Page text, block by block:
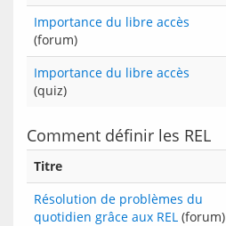
Importance du libre accès
(forum)
Importance du libre accès
(quiz)
Comment définir les REL
Titre
Résolution de problèmes du
quotidien grâce aux REL (forum)